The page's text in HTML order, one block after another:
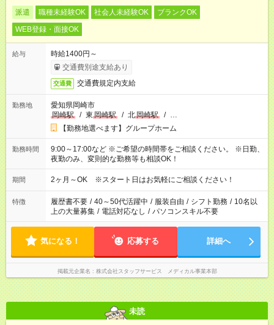
派遣 職種未経験OK 社会人未経験OK
ブランクOK
WEB登録・面接OK
給与
時給1400円～
交通費別途支給あり
交通費 交通費規定内支給
勤務地
愛知県岡崎市
岡崎駅
/ 東 岡崎駅 / 北岡崎駅 / …
【勤務地選べます】グループホーム
勤務時間
9:00～17:00など ※ご希望の時間帯をご相談ください。 ※日勤、
夜勤のみ、変則的な勤務等も相談OK！
期間 2ヶ月～OK ※スタート日はお気軽にご相談ください！
特徴 履歴書不要 / 40～50代活躍中 / 服装自由 / シフト勤務 / 10名以
上の大量募集 / 電話対応なし / パソコンスキル不要
気になる！ 応募する 詳細へ
掲載元企業名 株式会社スタッフサービス メディカル事業本部
未読